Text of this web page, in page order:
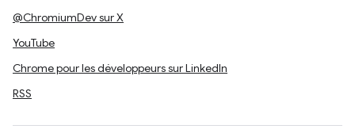
@ChromiumDev sur X
YouTube
Chrome pour les développeurs sur LinkedIn
RSS